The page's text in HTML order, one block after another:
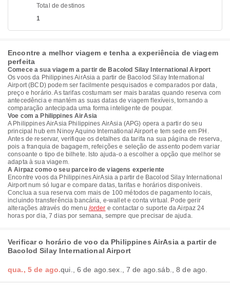
Total de destinos
1
Encontre a melhor viagem e tenha a experiência de viagem
perfeita
Comece a sua viagem a partir de Bacolod Silay International Airport
Os voos da Philippines AirAsia a partir de Bacolod Silay International
Airport (BCD) podem ser facilmente pesquisados e comparados por data,
preço e horário. As tarifas costumam ser mais baratas quando reserva com
antecedência e mantém as suas datas de viagem flexíveis, tornando a
comparação antecipada uma forma inteligente de poupar.
Voe com a Philippines AirAsia
A Philippines AirAsia Philippines AirAsia (APG) opera a partir do seu
principal hub em Ninoy Aquino International Airport e tem sede em PH.
Antes de reservar, verifique os detalhes da tarifa na sua página de reserva,
pois a franquia de bagagem, refeições e seleção de assento podem variar
consoante o tipo de bilhete. Isto ajuda-o a escolher a opção que melhor se
adapta à sua viagem.
A Airpaz como o seu parceiro de viagens experiente
Encontre voos da Philippines AirAsia a partir de Bacolod Silay International
Airport num só lugar e compare datas, tarifas e horários disponíveis.
Conclua a sua reserva com mais de 100 métodos de pagamento locais,
incluindo transferência bancária, e-wallet e conta virtual. Pode gerir
alterações através do menu /order e contactar o suporte da Airpaz 24
horas por dia, 7 dias por semana, sempre que precisar de ajuda.
Verificar o horário de voo da Philippines AirAsia a partir de
Bacolod Silay International Airport
qua., 5 de ago.qui., 6 de ago.sex., 7 de ago.sáb., 8 de ago.